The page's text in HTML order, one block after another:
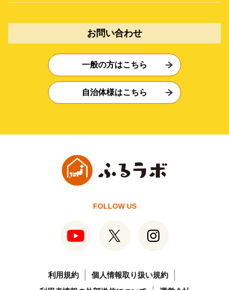
お問い合わせ
一般の方はこちら
自治体様はこちら
FOLLOW US
利用規約
個人情報取り扱い規約